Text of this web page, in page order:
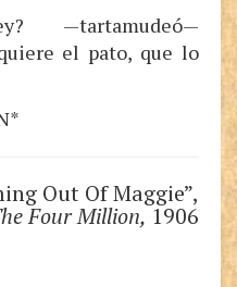
—tartamudeó—
el pato, que lo
Out Of Maggie”,
Four Million, 1906